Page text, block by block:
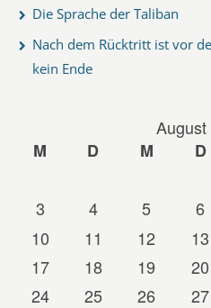
Die Sprache der Taliban
Nach dem Rücktritt ist vor
kein Ende
M
D M D
3
4 5 6
10
11 12 13
17
18 19 20
24
25 26 27